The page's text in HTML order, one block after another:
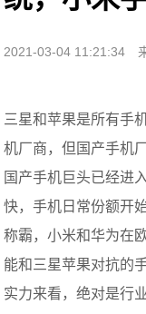
2021-03-04 11:21:34
三星和苹果是所有手
机厂商，但国产手机
国产手机巨头已经进
快，手机日常份额开
称霸，小米和华为在
能和三星苹果对抗的
实力来看，绝对是行